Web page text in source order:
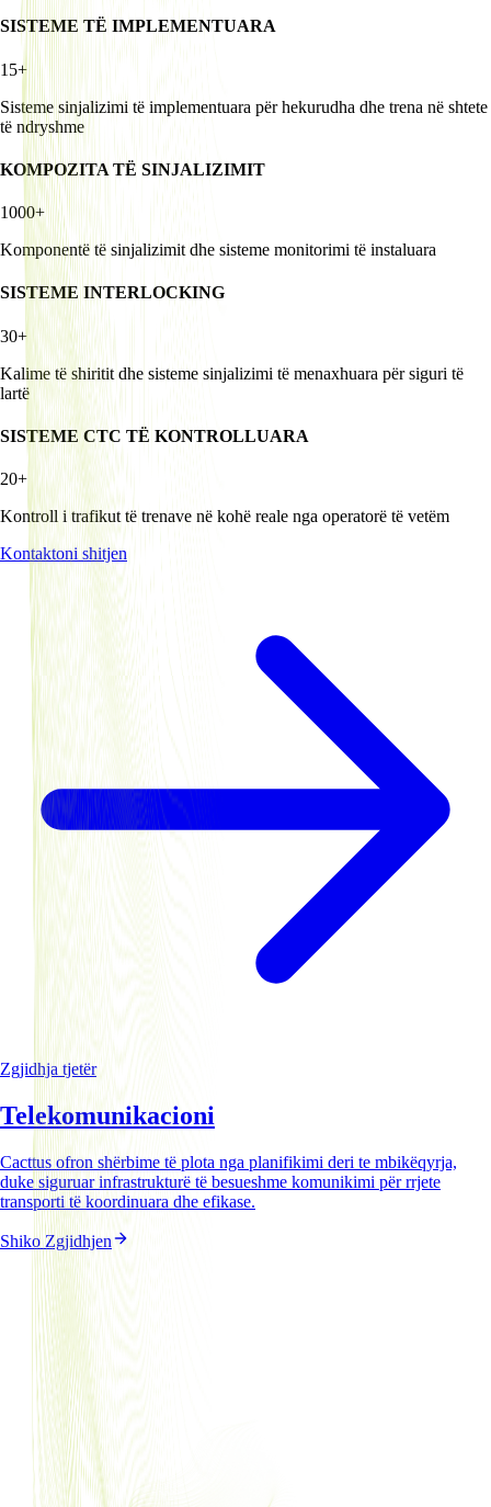
SISTEME TË IMPLEMENTUARA
15+
Sisteme sinjalizimi të implementuara për hekurudha dhe trena në shtete
të ndryshme
KOMPOZITA TË SINJALIZIMIT
1000+
Komponentë të sinjalizimit dhe sisteme monitorimi të instaluara
SISTEME INTERLOCKING
30+
Kalime të shiritit dhe sisteme sinjalizimi të menaxhuara për siguri të
lartë
SISTEME CTC TË KONTROLLUARA
20+
Kontroll i trafikut të trenave në kohë reale nga operatorë të vetëm
Kontaktoni shitjen
Zgjidhja tjetër
Telekomunikacioni
Cacttus ofron shërbime të plota nga planifikimi deri te mbikëqyrja,
duke siguruar infrastrukturë të besueshme komunikimi për rrjete
transporti të koordinuara dhe efikase.
Shiko Zgjidhjen